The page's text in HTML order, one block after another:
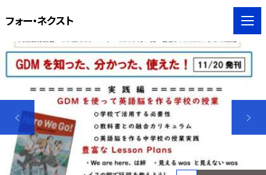
フォー・ネクスト